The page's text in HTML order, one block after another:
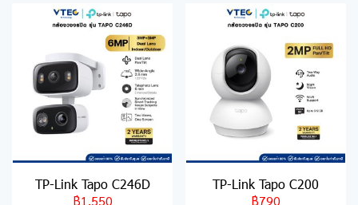
TP-Link Tapo C246D
฿1,550
TP-Link Tapo C200
฿790